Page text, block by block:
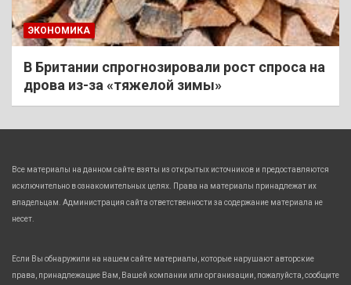
ЭКОНОМИКА
В Британии спрогнозировали рост спроса на
дрова из-за «тяжелой зимы»
Все материалы на данном сайте взяты из открытых источников и предоставляются
исключительно в ознакомительных целях. Права на материалы принадлежат их
владельцам. Администрация сайта ответственности за содержание материала не
несет.
Если Вы обнаружили на нашем сайте материалы, которые нарушают авторские
права, принадлежащие Вам, Вашей компании или организации, пожалуйста, сообщите